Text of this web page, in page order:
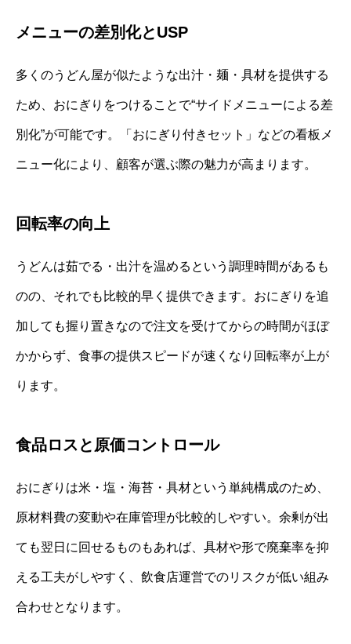
メニューの差別化とUSP
多くのうどん屋が似たような出汁・麺・具材を提供する
ため、おにぎりをつけることで“サイドメニューによる差
別化”が可能です。「おにぎり付きセット」などの看板メ
ニュー化により、顧客が選ぶ際の魅力が高まります。
回転率の向上
うどんは茹でる・出汁を温めるという調理時間があるも
のの、それでも比較的早く提供できます。おにぎりを追
加しても握り置きなので注文を受けてからの時間がほぼ
かからず、食事の提供スピードが速くなり回転率が上が
ります。
食品ロスと原価コントロール
おにぎりは米・塩・海苔・具材という単純構成のため、
原材料費の変動や在庫管理が比較的しやすい。余剰が出
ても翌日に回せるものもあれば、具材や形で廃棄率を抑
える工夫がしやすく、飲食店運営でのリスクが低い組み
合わせとなります。